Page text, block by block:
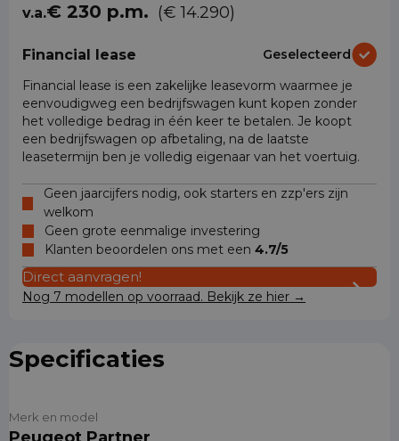
v.a.€ 230 p.m. (€ 14.290)
Financial lease
Geselecteerd
Financial lease is een zakelijke leasevorm waarmee je
eenvoudigweg een bedrijfswagen kunt kopen zonder
het volledige bedrag in één keer te betalen. Je koopt
een bedrijfswagen op afbetaling, na de laatste
leasetermijn ben je volledig eigenaar van het voertuig.
Geen jaarcijfers nodig, ook starters en zzp'ers zijn
welkom
Geen grote eenmalige investering
Klanten beoordelen ons met een 4.7/5
Direct aanvragen!
Nog 7 modellen op voorraad. Bekijk ze hier →
Specificaties
Merk en model